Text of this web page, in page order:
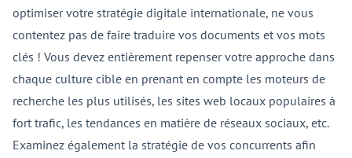
optimiser votre stratégie digitale internationale, ne vous
contentez pas de faire traduire vos documents et vos mots
clés ! Vous devez entièrement repenser votre approche dans
chaque culture cible en prenant en compte les moteurs de
recherche les plus utilisés, les sites web locaux populaires à
fort trafic, les tendances en matière de réseaux sociaux, etc.
Examinez également la stratégie de vos concurrents afin